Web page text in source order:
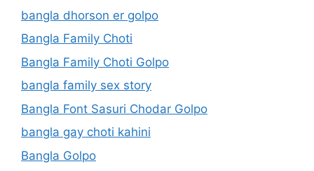
bangla dhorson er golpo
Bangla Family Choti
Bangla Family Choti Golpo
bangla family sex story
Bangla Font Sasuri Chodar Golpo
bangla gay choti kahini
Bangla Golpo